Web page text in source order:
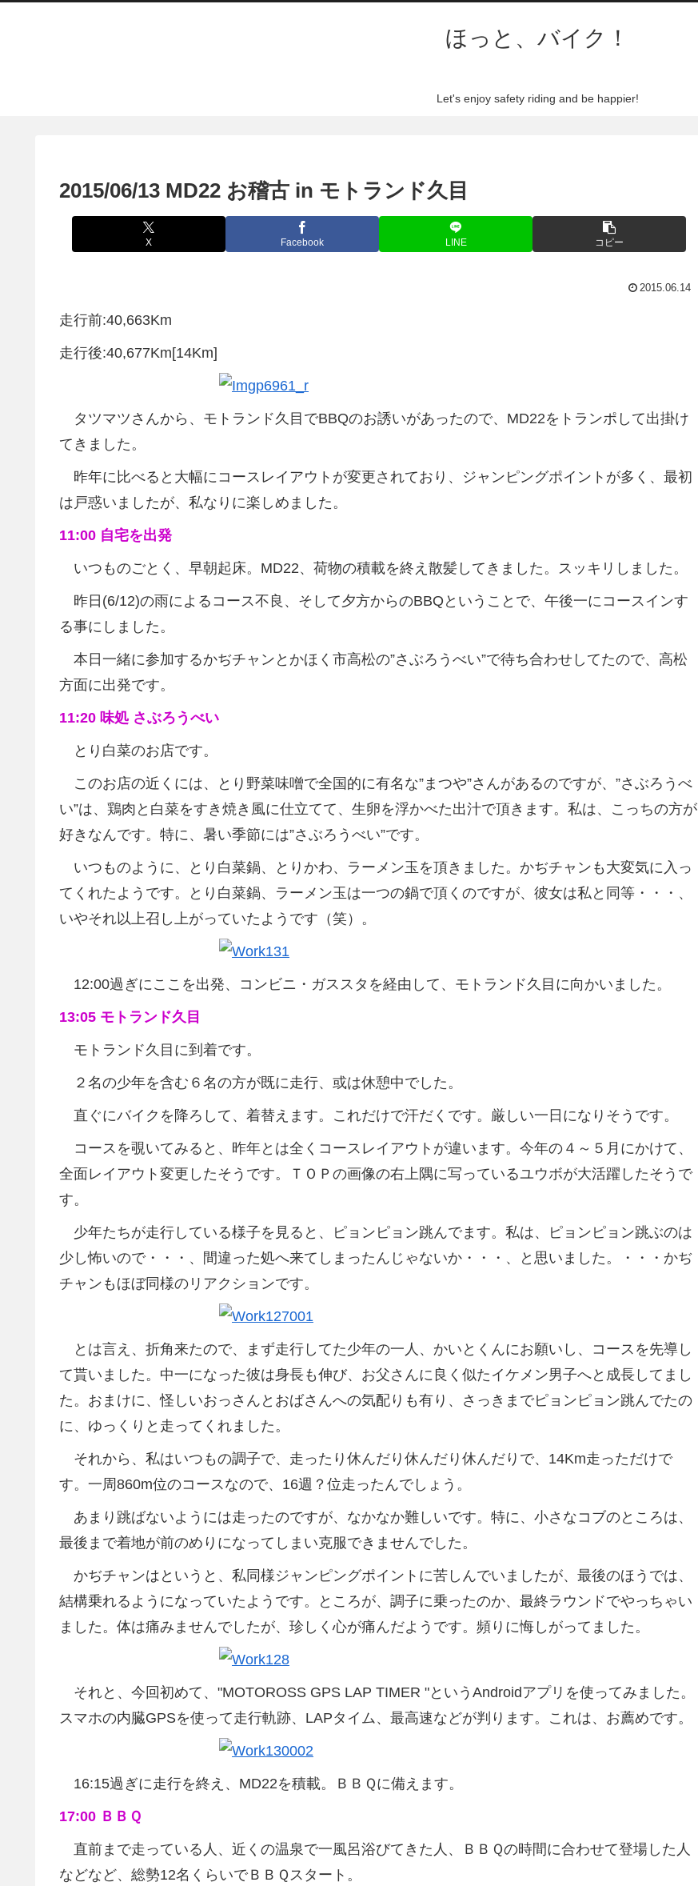
ほっと、バイク！
Let's enjoy safety riding and be happier!
2015/06/13 MD22 お稽古 in モトランド久目
X Facebook LINE コピー
2015.06.14
走行前:40,663Km
走行後:40,677Km[14Km]
タツマツさんから、モトランド久目でBBQのお誘いがあったので、MD22をトランポして出掛け
てきました。
昨年に比べると大幅にコースレイアウトが変更されており、ジャンピングポイントが多く、最初
は戸惑いましたが、私なりに楽しめました。
11:00 自宅を出発
いつものごとく、早朝起床。MD22、荷物の積載を終え散髪してきました。スッキリしました。
昨日(6/12)の雨によるコース不良、そして夕方からのBBQということで、午後一にコースインす
る事にしました。
本日一緒に参加するかぢチャンとかほく市高松の”さぶろうべい”で待ち合わせしてたので、高松
方面に出発です。
11:20 味処 さぶろうべい
とり白菜のお店です。
このお店の近くには、とり野菜味噌で全国的に有名な”まつや”さんがあるのですが、”さぶろうべ
い”は、鶏肉と白菜をすき焼き風に仕立てて、生卵を浮かべた出汁で頂きます。私は、こっちの方が
好きなんです。特に、暑い季節には”さぶろうべい”です。
いつものように、とり白菜鍋、とりかわ、ラーメン玉を頂きました。かぢチャンも大変気に入っ
てくれたようです。とり白菜鍋、ラーメン玉は一つの鍋で頂くのですが、彼女は私と同等・・・、
いやそれ以上召し上がっていたようです（笑）。
12:00過ぎにここを出発、コンビニ・ガススタを経由して、モトランド久目に向かいました。
13:05 モトランド久目
モトランド久目に到着です。
２名の少年を含む６名の方が既に走行、或は休憩中でした。
直ぐにバイクを降ろして、着替えます。これだけで汗だくです。厳しい一日になりそうです。
コースを覗いてみると、昨年とは全くコースレイアウトが違います。今年の４～５月にかけて、
全面レイアウト変更したそうです。ＴＯＰの画像の右上隅に写っているユウボが大活躍したそうで
す。
少年たちが走行している様子を見ると、ピョンピョン跳んでます。私は、ピョンピョン跳ぶのは
少し怖いので・・・、間違った処へ来てしまったんじゃないか・・・、と思いました。・・・かぢ
チャンもほぼ同様のリアクションです。
とは言え、折角来たので、まず走行してた少年の一人、かいとくんにお願いし、コースを先導し
て貰いました。中一になった彼は身長も伸び、お父さんに良く似たイケメン男子へと成長してまし
た。おまけに、怪しいおっさんとおばさんへの気配りも有り、さっきまでピョンピョン跳んでたの
に、ゆっくりと走ってくれました。
それから、私はいつもの調子で、走ったり休んだり休んだり休んだりで、14Km走っただけで
す。一周860m位のコースなので、16週？位走ったんでしょう。
あまり跳ばないようには走ったのですが、なかなか難しいです。特に、小さなコブのところは、
最後まで着地が前のめりになってしまい克服できませんでした。
かぢチャンはというと、私同様ジャンピングポイントに苦しんでいましたが、最後のほうでは、
結構乗れるようになっていたようです。ところが、調子に乗ったのか、最終ラウンドでやっちゃい
ました。体は痛みませんでしたが、珍しく心が痛んだようです。頻りに悔しがってました。
それと、今回初めて、"MOTOROSS GPS LAP TIMER "というAndroidアプリを使ってみました。
スマホの内臓GPSを使って走行軌跡、LAPタイム、最高速などが判ります。これは、お薦めです。
16:15過ぎに走行を終え、MD22を積載。ＢＢＱに備えます。
17:00 ＢＢＱ
直前まで走っている人、近くの温泉で一風呂浴びてきた人、ＢＢＱの時間に合わせて登場した人
などなど、総勢12名くらいでＢＢＱスタート。